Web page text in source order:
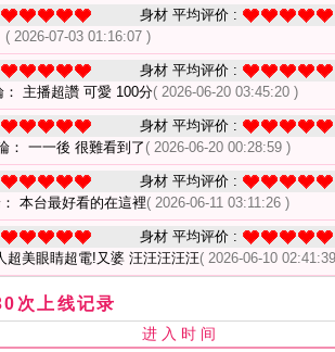
身材 平均评价 :
( 2026-07-03 01:16:07 )
身材 平均评价 :
： 主播超讚 可愛 100分( 2026-06-20 03:45:20 )
身材 平均评价 :
： 一一後 很難看到了 ( 2026-06-20 00:28:59 )
身材 平均评价 :
本台最好看的在這裡( 2026-06-11 03:11:26 )
身材 平均评价 :
超美眼睛超電!又婆 汪汪汪汪汪( 2026-06-10
次上线记录
进 入 时 间